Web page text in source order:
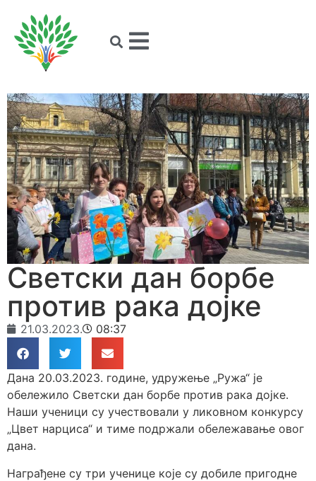
Светски дан борбе
против рака дојке
21.03.2023. 08:37
Дана 20.03.2023. године, удружење „Ружа“ је
обележило Светски дан борбе против рака дојке.
Наши ученици су учествовали у ликовном конкурсу
„Цвет нарциса“ и тиме подржали обележавање овог
дана.
Награђене су три ученице које су добиле пригодне